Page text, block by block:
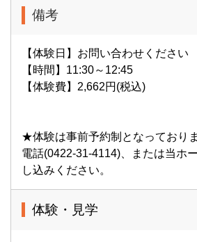
備考
【体験日】お問い合わせください
【時間】11:30～12:45
【体験費】2,662円(税込)
★体験は事前予約制となっておりま
電話(0422-31-4114)、または当ホ
し込みください。
体験・見学